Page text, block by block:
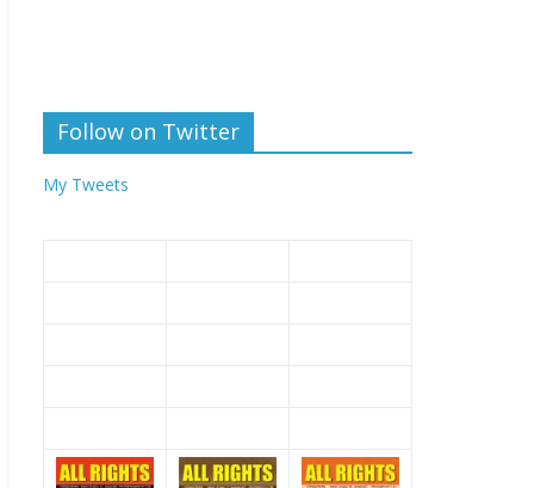
Follow on Twitter
My Tweets